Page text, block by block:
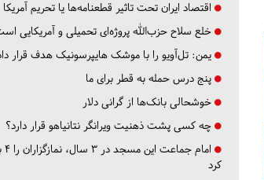
اقتصاد ایران تحت تاثیر قطعنامه‌ها یا تحریم‌ آمریکا
خلع سلاح حزب‌الله پروژه‌ای تحمیلی و آمریکایی
یمن: تل‌آویو را با موشک هایپرسونیک هدف قرار
پنج درس‌ حمله به قطر برای ما
خوشحالی بانک‌ها از گرانی دلار
چه کسی پشت ذهنیت ویرانگر نتانیاهو قرار دارد؟
کرد